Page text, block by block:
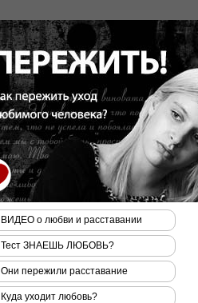
ВИДЕО о любви и расставании
Тест ЗНАЕШЬ ЛЮБОВЬ?
Они пережили расставание
Куда уходит любовь?